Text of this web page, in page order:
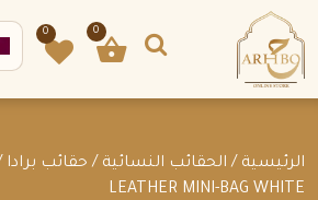
0
0
الرئيسية / الحقائب النسائية / حقائب برادا
LEATHER MINI-BAG WHITE